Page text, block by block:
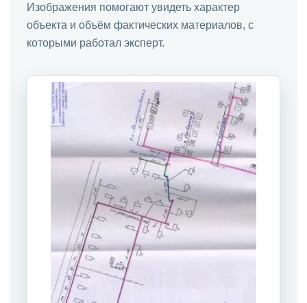
Изображения помогают увидеть характер
объекта и объём фактических материалов, с
которыми работал эксперт.